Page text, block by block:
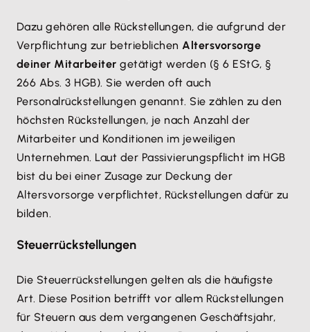
Dazu gehören alle Rückstellungen, die aufgrund der
Verpflichtung zur betrieblichenAltersvorsorge
deiner Mitarbeiter getätigt werden (§ 6 EStG, §
266 Abs. 3 HGB). Sie werden oft auch
Personalrückstellungen genannt. Sie zählen zu den
höchsten Rückstellungen, je nach Anzahl der
Mitarbeiter und Konditionen im jeweiligen
Unternehmen. Laut der Passivierungspflicht im HGB
bist du bei einer Zusage zur Deckung der
Altersvorsorge verpflichtet, Rückstellungen dafür zu
bilden.
Steuerrückstellungen
Die Steuerrückstellungen gelten als die häufigste
Art. Diese Position betrifft vor allem Rückstellungen
für Steuern aus dem vergangenen Geschäftsjahr,